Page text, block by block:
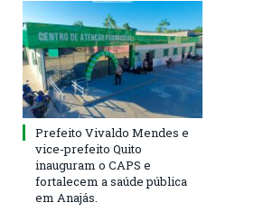
Prefeito Vivaldo Mendes e
vice-prefeito Quito
inauguram o CAPS e
fortalecem a saúde pública
em Anajás.